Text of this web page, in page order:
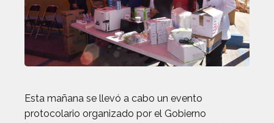
Esta mañana se llevó a cabo un evento
protocolario organizado por el Gobierno